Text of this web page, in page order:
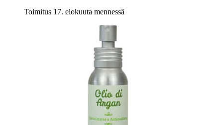
Toimitus 17. elokuuta mennessä